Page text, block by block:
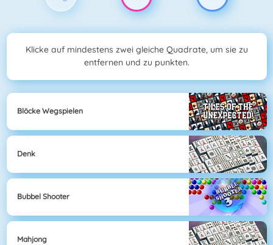
Klicke auf mindestens zwei gleiche Quadrate, um sie zu
entfernen und zu punkten.
Blöcke Wegspielen
Denk
Bubbel Shooter
Mahjong